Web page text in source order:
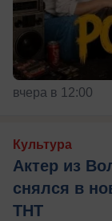
вчера в 12:00
Культура
Актер из
снялся в
ТНТ